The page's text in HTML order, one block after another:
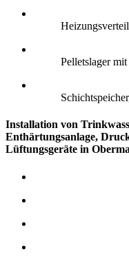
Pelletslager
Installation von
Enthärtungsanlage,
Lüftungsgeräte in